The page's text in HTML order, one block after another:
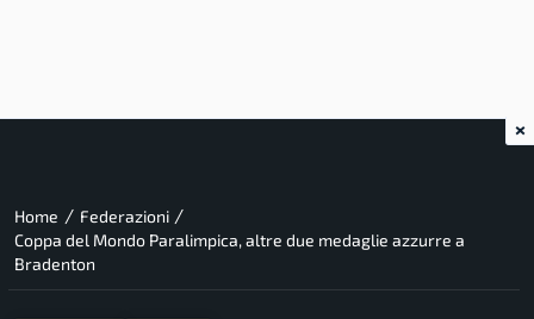
Home / Federazioni /
Coppa del Mondo Paralimpica, altre due medaglie azzurre a
Bradenton
×